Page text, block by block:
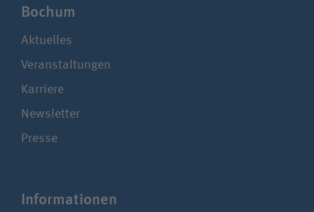
Bochum
Aktuelles
Veranstaltungen
Karriere
Newsletter
Presse
Infor­ma­ti­onen